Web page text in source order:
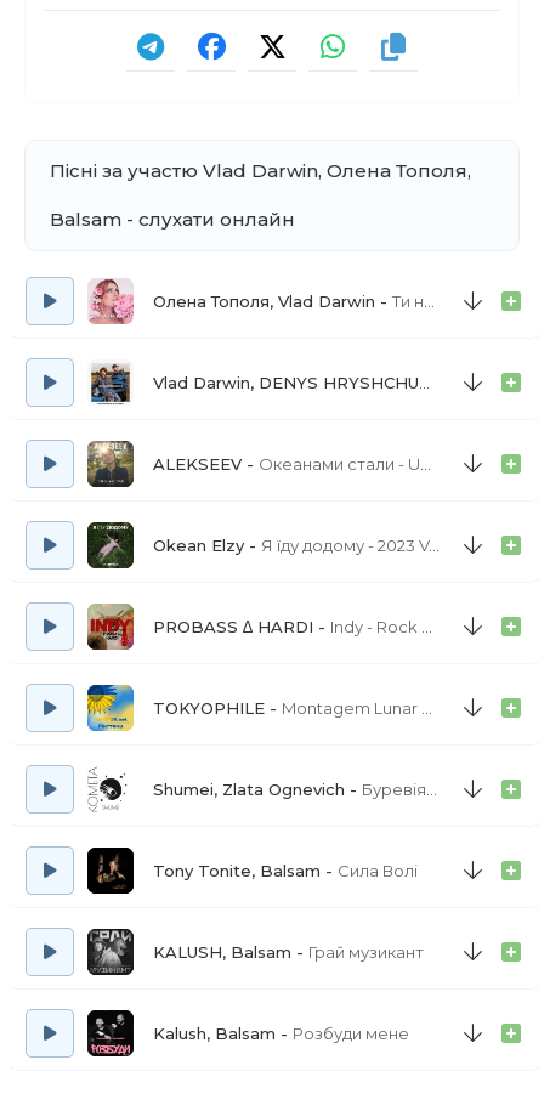
Пісні за участю Vlad Darwin, Олена Тополя,
Balsam - слухати онлайн
Олена Тополя, Vlad Darwin Ти найкраща
Три спроби
ALEKSEEV Океанами стали - UA Version
Okean Elzy Я їду додому - 2023 Version
PROBASS ∆ HARDI Indy - Rock version
TOKYOPHILE Montagem Lunar Celestia 1.0 (SLOWED) tiktok version
Shumei, Zlata Ognevich Буревіями - 2023 Remastered Version
Tony Tonite, Balsam Сила Волі
KALUSH, Balsam Грай музикант
Kalush, Balsam Розбуди мене